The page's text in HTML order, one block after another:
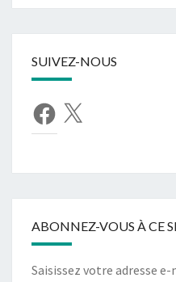
SUIVEZ-NOUS
Facebook
X
ABONNEZ-VOUS À CE
Saisissez votre adresse